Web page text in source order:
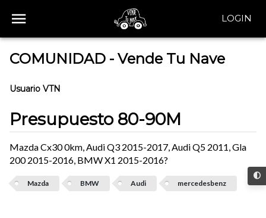
LOGIN
COMUNIDAD - Vende Tu Nave
Usuario VTN
Presupuesto 80-90M
Mazda Cx30 0km, Audi Q3 2015-2017, Audi Q5 2011, Gla
200 2015-2016, BMW X1 2015-2016?
Mazda BMW Audi mercedesbenz